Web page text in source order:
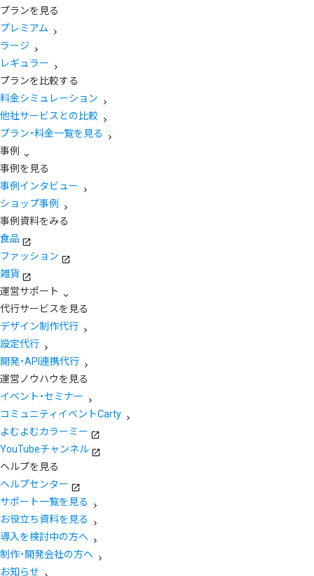
プランを見る
プレミアム
ラージ
レギュラー
プランを比較する
料金シミュレーション
他社サービスとの比較
プラン・料金一覧を見る
事例
事例を見る
事例インタビュー
ショップ事例
事例資料をみる
食品
ファッション
雑貨
運営サポート
代行サービスを見る
デザイン制作代行
設定代行
開発・API連携代行
運営ノウハウを見る
イベント・セミナー
コミュニティイベントCarty
よむよむカラーミー
YouTubeチャンネル
ヘルプを見る
ヘルプセンター
サポート一覧を見る
お役立ち資料を見る
導入を検討中の方へ
制作・開発会社の方へ
お知らせ